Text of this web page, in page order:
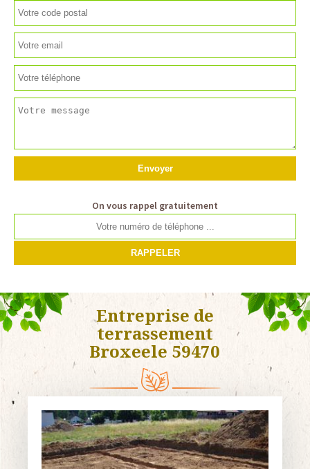
On vous rappel gratuitement
Entreprise de
terrassement
Broxeele 59470